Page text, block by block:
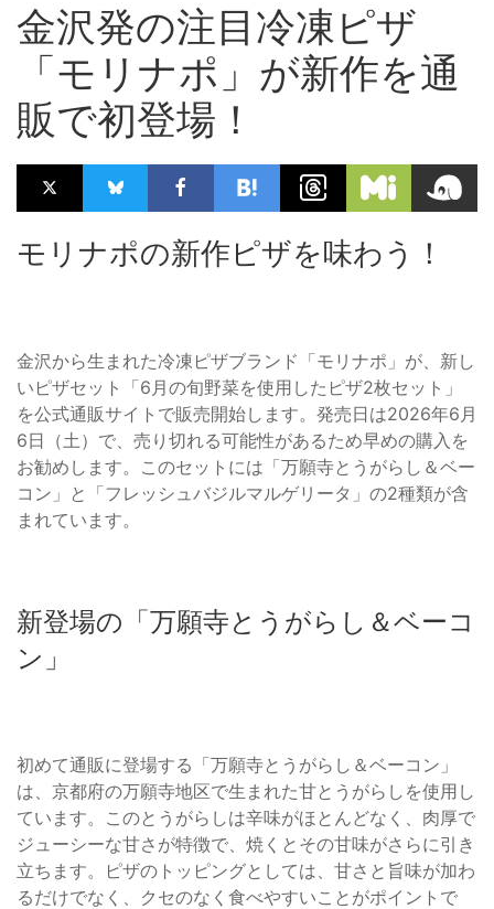
金沢発の注目冷凍ピザ
「モリナポ」が新作を通
販で初登場！
モリナポの新作ピザを味わう！
金沢から生まれた冷凍ピザブランド「モリナポ」が、新し
いピザセット「6月の旬野菜を使用したピザ2枚セット」
を公式通販サイトで販売開始します。発売日は2026年6月
6日（土）で、売り切れる可能性があるため早めの購入を
お勧めします。このセットには「万願寺とうがらし＆ベー
コン」と「フレッシュバジルマルゲリータ」の2種類が含
まれています。
新登場の「万願寺とうがらし＆ベーコ
ン」
初めて通販に登場する「万願寺とうがらし＆ベーコン」
は、京都府の万願寺地区で生まれた甘とうがらしを使用し
ています。このとうがらしは辛味がほとんどなく、肉厚で
ジューシーな甘さが特徴で、焼くとその甘味がさらに引き
立ちます。ピザのトッピングとしては、甘さと旨味が加わ
るだけでなく、クセのなく食べやすいことがポイントで